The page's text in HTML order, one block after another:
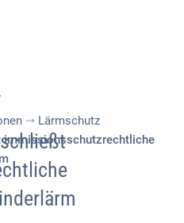
Lärmschutz
immissionsschutzrechtliche